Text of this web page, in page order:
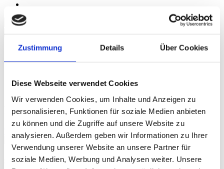
Zustimmung Details Über Cookies
Diese Webseite verwendet Cookies
Wir verwenden Cookies, um Inhalte und Anzeigen zu
personalisieren, Funktionen für soziale Medien anbieten
zu können und die Zugriffe auf unsere Website zu
analysieren. Außerdem geben wir Informationen zu Ihrer
Verwendung unserer Website an unsere Partner für
soziale Medien, Werbung und Analysen weiter. Unsere
Suchen
Sprache
FAQ – EXIST Women 18.03.2026
Termin merken
#FemaleFounder 🎯FAQ-Session am